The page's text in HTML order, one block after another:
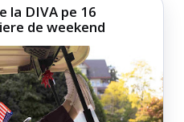
la DIVA pe 16
de weekend